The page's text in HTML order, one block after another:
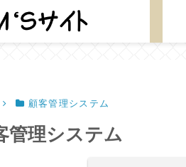
顧客管理システム
管理システム